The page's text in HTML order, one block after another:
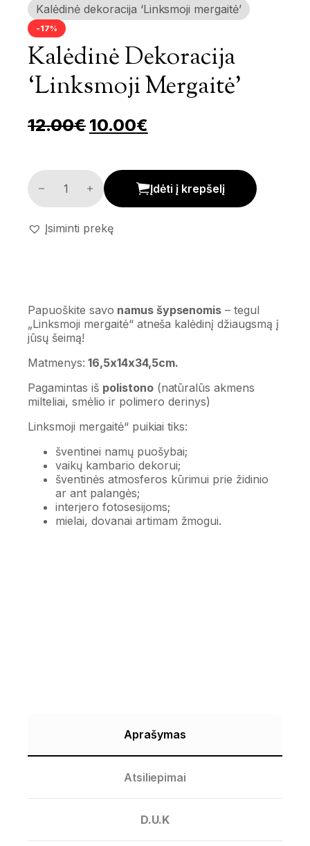
Kalėdinė dekoracija ‘Linksmoji mergaitė’
-17%
Kalėdinė Dekoracija
‘Linksmoji Mergaitė’
12.00€ Pradinė kaina buvo:
10.00€Dabartinė kaina
Kalėdinė dekoracija 'Linksmoji mergaitė' kiekis
Įdėti į krepšelį
Įsiminti prekę
Papuoškite savo namus šypsenomis – tegul
„Linksmoji mergaitė“ atneša kalėdinį džiaugsmą į
jūsų šeimą!
Matmenys: 16,5x14x34,5cm.
Pagamintas iš polistono(natūralūs akmens
milteliai, smėlio ir polimero derinys)
Linksmoji mergaitė“ puikiai tiks:
šventinei namų puošybai;
vaikų kambario dekorui;
šventinės atmosferos kūrimui prie židinio
ar ant palangės;
interjero fotosesijoms;
mielai, dovanai artimam žmogui.
Aprašymas
Atsiliepimai
D.U.K